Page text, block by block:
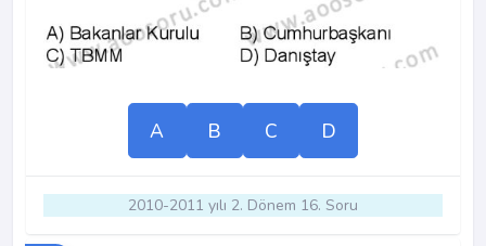
A B C D
2010-2011 yılı 2. Dönem 16. Soru